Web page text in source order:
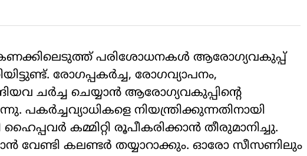
കണക്കിലെടുത്ത് പരിശോധനകള്‍ ആരോഗ്യവകുപ്പ്
രോഗപ്പകര്‍ച്ച, രോഗവ്യാപനം,
ചര്‍ച്ച ചെയ്യാന്‍ ആരോഗ്യവകുപ്പിന്റെ
പകര്‍ച്ചവ്യാധികളെ നിയന്ത്രിക്കുന്നതിനായി
കമ്മിറ്റി രൂപീകരിക്കാന്‍ തീരുമാനിച്ചു.
വേണ്ടി കലണ്ടര്‍ തയ്യാറാക്കും. ഓരോ സീസണിലും